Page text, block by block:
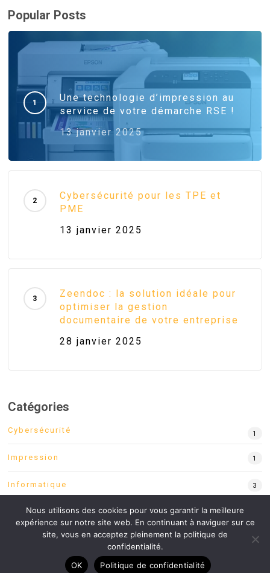
Popular Posts
Une technologie d’impression au
service de votre démarche RSE !
13 janvier 2025
Cybersécurité pour les TPE et
PME
13 janvier 2025
Zeendoc : la solution idéale pour
optimiser la gestion
documentaire de votre entreprise
28 janvier 2025
Catégories
Cybersécurité 1
Impression 1
Informatique 3
Télécoms
Nous utilisons des cookies pour vous garantir la meilleure
expérience sur notre site web. En continuant à naviguer sur ce
site, vous en acceptez pleinement la politique de
confidentialité.
OK
Politique de confidentialité